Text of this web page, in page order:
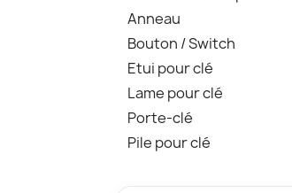
Anneau
Bouton / Switch
Etui pour clé
Lame pour clé
Porte-clé
Pile pour clé